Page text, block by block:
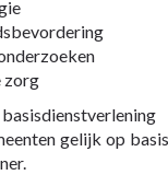
zorg
gelijk op